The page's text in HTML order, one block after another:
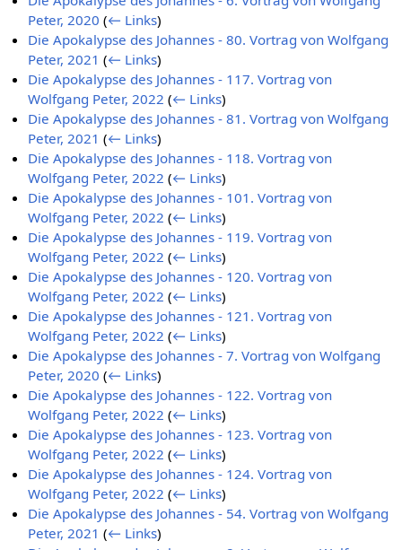
Peter, 2020 (← Links)
Die Apokalypse des Johannes - 80. Vortrag von Wolfgang
Peter, 2021 (← Links)
Die Apokalypse des Johannes - 117. Vortrag von
Wolfgang Peter, 2022 (← Links)
Die Apokalypse des Johannes - 81. Vortrag von Wolfgang
Peter, 2021 (← Links)
Die Apokalypse des Johannes - 118. Vortrag von
Wolfgang Peter, 2022 (← Links)
Die Apokalypse des Johannes - 101. Vortrag von
Wolfgang Peter, 2022 (← Links)
Die Apokalypse des Johannes - 119. Vortrag von
Wolfgang Peter, 2022 (← Links)
Die Apokalypse des Johannes - 120. Vortrag von
Wolfgang Peter, 2022 (← Links)
Die Apokalypse des Johannes - 121. Vortrag von
Wolfgang Peter, 2022 (← Links)
Die Apokalypse des Johannes - 7. Vortrag von Wolfgang
Peter, 2020 (← Links)
Die Apokalypse des Johannes - 122. Vortrag von
Wolfgang Peter, 2022 (← Links)
Die Apokalypse des Johannes - 123. Vortrag von
Wolfgang Peter, 2022 (← Links)
Die Apokalypse des Johannes - 124. Vortrag von
Wolfgang Peter, 2022 (← Links)
Die Apokalypse des Johannes - 54. Vortrag von Wolfgang
Peter, 2021 (← Links)